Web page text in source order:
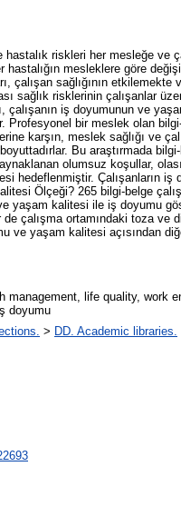
riskleri her mesleğe ve
mesleklere göre
çalışan sağlığının
sağlık risklerinin çalışanlar
çalışanın iş doyumunun ve
Profesyonel bir meslek olan
karşın, meslek sağlığı ve
Bu araştırmada
olumsuz koşullar,
hedeflenmiştir. Çalışanların
Ölçeği? 265 bilgi-belge
yaşam kalitesi ile iş doyumu
çalışma ortamındaki toza ve
ve yaşam kalitesi açısından
management, life quality, work
doyumu
> DD. Academic libraries.